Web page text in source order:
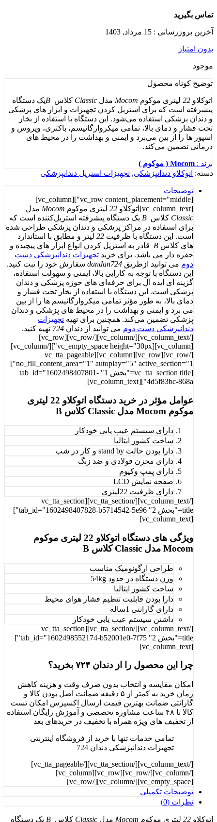
تماس بگیرید
آخرین بروزرسانی : 15 مرداد, 1403
بدون امتیاز
موجود
توضیح کوتاه محصول
اتوکلاو 22 لیتری موکوم Mocom مدل Classic کلاس Bیک دستگاه
پیشرفته است که برای استریل کردن تجهیزات و ابزار های پزشکی
و دندان ‌پزشکی استفاده می‌شود. این دستگاه با استفاده از بخار
تحت فشار و دمای بالا، تمامی میکروارگانیسم‌، باکتری‌، ویروس‌ و
اسپور ها را از بین می‌برد و ایمنی و بهداشت را در محیط ‌های
درمانی تضمین می‌کند.
برند : Mocom ( موکوم )
دسته: اتوکلاو دندانپزشکی, تجهیزات استریل دندانپزشکی
توضیحات
[vc_row content_placement="middle"][vc_column]
[vc_column_text]اتوکلاو
22 لیتری موکوم Mocom مدل
Classic کلاس B یک دستگاه پیشرفته استریل‌کننده است که
برای استفاده در مراکز پزشکی و دندان ‌پزشکی طراحی شده
است. این دستگاه با ظرفیت 22 لیتر و مطابق با استاندارد
های کلاس B قادر به استریل کردن انواع ابزار های پیچیده و
حفره‌ دار می‌ باشد. برای خرید تجهیزات دندانپزشکی دست
دوم می توانید ازطریق dandan724 سفارش خود را ثبت کنید.
این دستگاه با توجه به کارایی بالا، ایمنی و سهولت استفاده،
گزینه‌ ای ایده‌ آل برای حرفه‌ای ‌های حوزه پزشکی و دندان
‌پزشکی است. این دستگاه با استفاده از بخار تحت فشار و
دمای بالا، به طور مؤثر تمامی میکروارگانیسم ‌ها را از بین
می ‌برد و ایمنی و بهداشت را در محیط‌ های پزشکی و دندان
‌پزشکی تضمین می‌کند. همچنین برای تهیه تجهیزات
دندانپزشکی دست دوم می توانید از دندان 724 تهیه کنید.
[/vc_column_text][/vc_column][/vc_row][vc_row]
[vc_column][vc_empty_space height="30px"][/vc_column]
[/vc_row][vc_row][vc_column][vc_tta_pageable
no_fill_content_area="1" autoplay="5" active_section="1"]
[vc_tta_section title="بخش 1" tab_id="1602498407801-
4d5f83bc-868a"][vc_column_text]
عوامل مؤثر در خرید دستگاه اتوکلاو 22 لیتری
موکوم Mocom مدل Classic کلاس B
دارای سیستم عیب یابی خودکار
ساخت کشور ایتالیا
دارا بودن حالت stand by و کار در شب
دارای مخزن فولادی و ضد زنگ
دارای پمپ وکیوم
صفحه نمایش LCD
دارای ظرفیت 22لیتری
[/vc_column_text][/vc_tta_section][vc_tta_section
title="بخش 2" tab_id="1602498407828-b5714542-5e96"]
[vc_column_text]
ویژگی های دستگاه اتوکلاو 22 لیتری موکوم
Mocom مدل Classic کلاس B
طراحی ارگونومیک مناسب
وزن دستگاه در حدود 54kg
ساخت کشور ایتالیا
دارا بودن قابلیت تنظیم فشار هوای محیط
دارای گارانتی 1ساله
داشتن سیستم عیب یابی خودکار
[/vc_column_text][/vc_tta_section][vc_tta_section
title="بخش 2" tab_id="1602498552174-b52001e0-7f75"]
[vc_column_text]
چرا این محصول را از دندان ۷۲۴ بخرید؟
امکان مقایسه و انتخاب بدون صرف وقت و هزینه کاهش
زمان خرید به کمتر از ۵ دقیقه ضمانت اصل بودن کالا و
گارانتی ضمانت بهترین قیمت ارسال اکسپرس امکان تست
کالا تا ۴۸ ساعت مشاوره تخصصی و آموزش رایگان استفاده
از تخفیف های ویژه همراه با تخفیف در خرید‌های بعد
تمامی خدمات تنها با خرید از فروشگاه اینترنتی
تجهیزات دندانپزشکی دندان 724
[/vc_column_text][/vc_tta_section][/vc_tta_pageable]
[/vc_column][/vc_row][vc_row][vc_column]
[vc_empty_space][/vc_column][/vc_row]
توضیحات تکمیلی
نظرات (0)
اتوکلاو 22 لیتری موکوم Mocom مدل Classic کلاس B یک دستگاه